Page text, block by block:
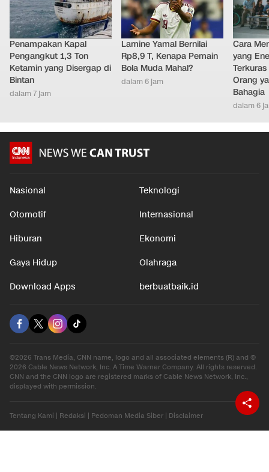
Penampakan Kapal
Pengangkut 1,3 Ton
Ketamin yang Disergap di
Bintan
dalam 7 jam
Lamine Yamal Bernilai
Rp8,9 T, Kenapa Pemain
Bola Muda Mahal?
dalam 6 jam
Cara
yang
Orang
Bahagia
dalam 6
Nasional Teknologi
Otomotif Internasional
Hiburan Ekonomi
Gaya Hidup Olahraga
Download Apps berbuatbaik.id
©2026 Trans Media, CNN name, logo and all associated elements (R) and ©
2026 Cable News Network, Inc. A Time Warner Company. All rights reserved.
CNN and the CNN logo are registered marks of Cable News Network, Inc.,
displayed with permission.
Tentang Kami Redaksi Pedoman Media Siber Disclaimer